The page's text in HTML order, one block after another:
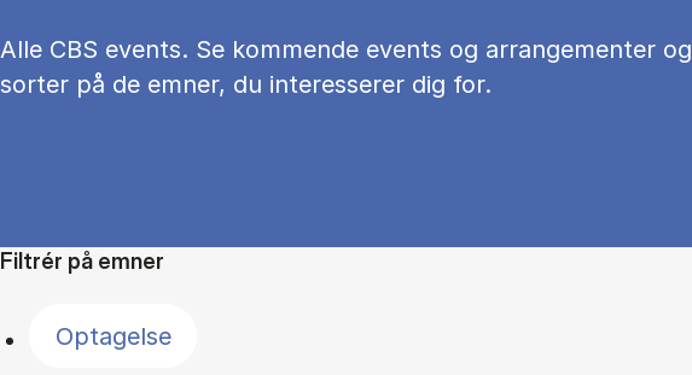
Alle CBS events. Se kommende events og arrangementer og
sorter på de emner, du interesserer dig for.
Filtrér på emner
Optagelse